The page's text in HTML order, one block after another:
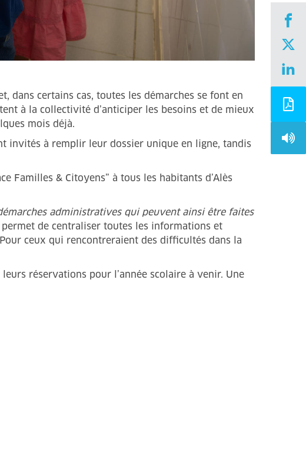
dans certains cas, toutes les démarches se font en
à la collectivité d’anticiper les besoins et de mieux
mois déjà.
invités à remplir leur dossier unique en ligne, tandis
Familles & Citoyens” à tous les habitants d’Alès
administratives qui peuvent ainsi être faites
de centraliser toutes les informations et
ceux qui rencontreraient des difficultés dans la
réservations pour l’année scolaire à venir. Une